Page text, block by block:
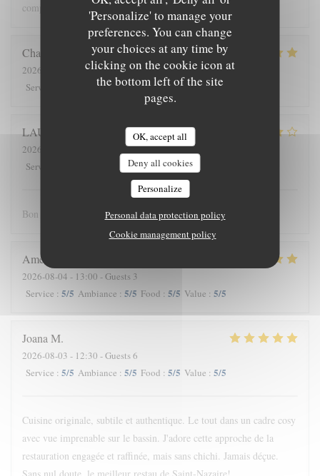
'Personalize' to manage your
preferences. You can change
your choices at any time by
clicking on the cookie icon at
the bottom left of the site
pages.
OK, accept all
Deny all cookies
Personalize
Personal data protection policy
Cookie management policy
composition, ses goûts, ses harmonies. Un voyage.
Charlotte
2026-08-04
- 19:30 - Guests 3
Service
Ambiance:3/5 Food:5 /5 Value: 5/5
LAURENT
2026-08-04
- 12:15 - Guests 2
Service
4/5 Food :4/5 Value
Bon accueil, mélange des mets étonnant et plaisant.
Amélie
2026-08-04 - 13:00 - Guests 3
Service : 5/5 Ambiance : 5/5 Food : 5/5 Value : 5/5
Joana M
2026-08-03 - 12:30 - Guests 6
Service : 5/5 Ambiance : 5/5 Food : 5/5 Value : 5/5
Cuisine originale, subtile et authentique. Le tout dans un cadre cosy
avec vue imprenable sur le bassin. J'adore cette approche de la
restauration engagée et raffinée, mais sans chichi. Jamais déçue.